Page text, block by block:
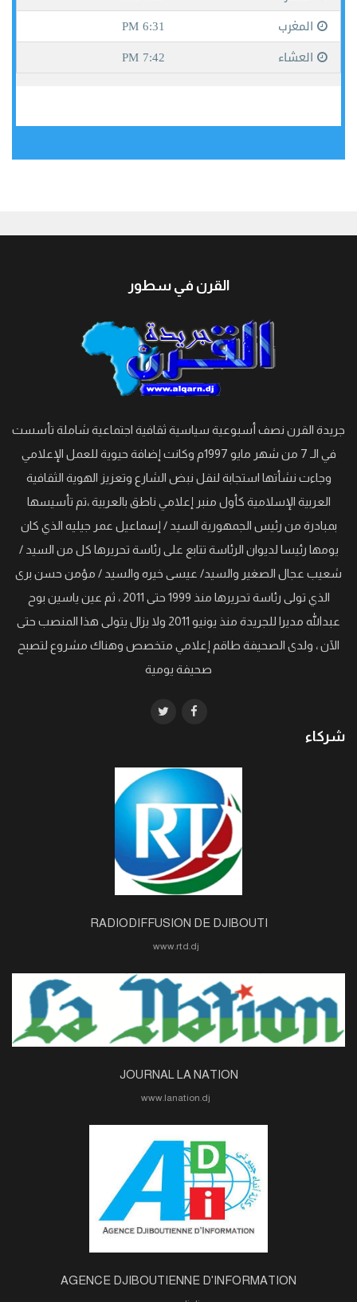
القرن في سطور
جريدة القرن نصف أسبوعية سياسية ثقافية اجتماعية شاملة تأسست
في الـ 7 من شهر مايو 1997م وكانت إضافة حيوية للعمل الإعلامي
وجاءت نشأتها استجابة لنقل نبض الشارع وتعزيز الهوية الثقافية
العربية الإسلامية كأول منبر إعلامي ناطق بالعربية ،تم تأسيسها
بمبادرة من رئيس الجمهورية السيد / إسماعيل عمر جيليه الذي كان
يومها رئيسا لديوان الرئاسة تتابع على رئاسة تحريرها كل من السيد /
شعيب عجال الصغير والسيد/ عيسى خيره والسيد / مؤمن حسن برى
الذي تولى رئاسة تحريرها منذ 1999 حتى 2011 ، ثم عين ياسين بوح
عبدالله مديرا للجريدة منذ يونيو 2011 ولا يزال يتولى هذا المنصب حتى
الآن ، ولدى الصحيفة طاقم إعلامي متخصص وهناك مشروع لتصبح
صحيفة يومية
شركاء
RADIODIFFUSION DE DJIBOUTI
JOURNAL LA NATION
AGENCE DJIBOUTIENNE D'INFORMATION